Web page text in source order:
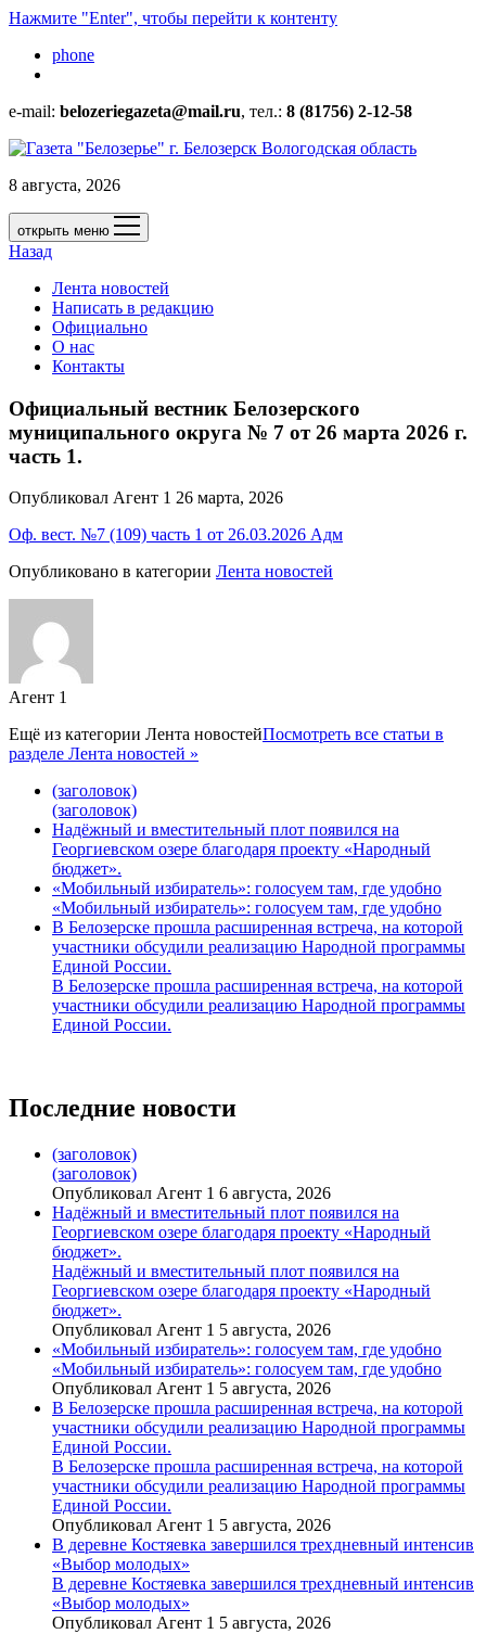
Нажмите "Enter", чтобы перейти к контенту
phone
e-mail: belozeriegazeta@mail.ru, тел.: 8 (81756) 2-12-58
8 августа, 2026
открыть меню
Назад
Лента новостей
Написать в редакцию
Официально
О нас
Контакты
Официальный вестник Белозерского
муниципального округа № 7 от 26 марта 2026 г.
часть 1.
Опубликовал Агент 1 26 марта, 2026
Оф. вест. №7 (109) часть 1 от 26.03.2026 Адм
Опубликовано в категории Лента новостей
Агент 1
Ещё из категории Лента новостейПосмотреть все статьи в
разделе Лента новостей »
(заголовок)
(заголовок)
Надёжный и вместительный плот появился на
Георгиевском озере благодаря проекту «Народный
бюджет».
«Мобильный избиратель»: голосуем там, где удобно
«Мобильный избиратель»: голосуем там, где удобно
В Белозерске прошла расширенная встреча, на которой
участники обсудили реализацию Народной программы
Единой России.
В Белозерске прошла расширенная встреча, на которой
участники обсудили реализацию Народной программы
Единой России.
Последние новости
(заголовок)
(заголовок)
Опубликовал Агент 1 6 августа, 2026
Надёжный и вместительный плот появился на
Георгиевском озере благодаря проекту «Народный
бюджет».
Надёжный и вместительный плот появился на
Георгиевском озере благодаря проекту «Народный
бюджет».
Опубликовал Агент 1 5 августа, 2026
«Мобильный избиратель»: голосуем там, где удобно
«Мобильный избиратель»: голосуем там, где удобно
Опубликовал Агент 1 5 августа, 2026
В Белозерске прошла расширенная встреча, на которой
участники обсудили реализацию Народной программы
Единой России.
В Белозерске прошла расширенная встреча, на которой
участники обсудили реализацию Народной программы
Единой России.
Опубликовал Агент 1 5 августа, 2026
В деревне Костяевка завершился трехдневный интенсив
«Выбор молодых»
В деревне Костяевка завершился трехдневный интенсив
«Выбор молодых»
Опубликовал Агент 1 5 августа, 2026